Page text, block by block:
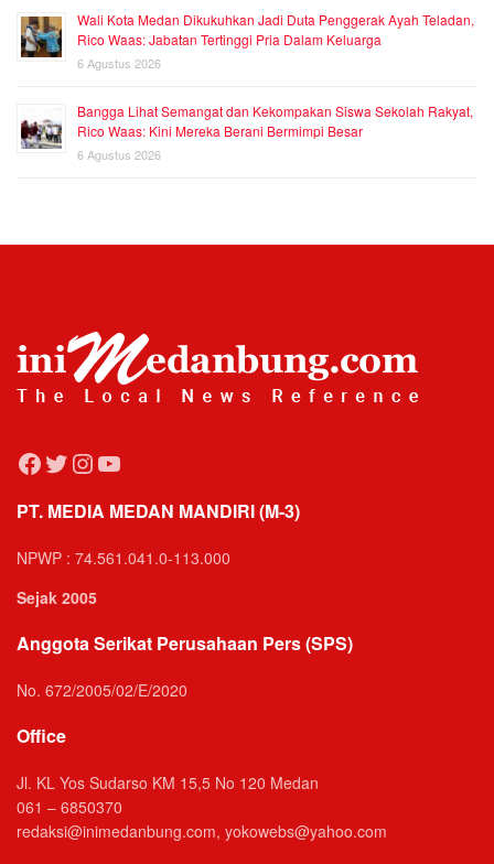
Wali Kota Medan Dikukuhkan Jadi Duta Penggerak Ayah Teladan,
Rico Waas: Jabatan Tertinggi Pria Dalam Keluarga
6 Agustus 2026
Bangga Lihat Semangat dan Kekompakan Siswa Sekolah Rakyat,
Rico Waas: Kini Mereka Berani Bermimpi Besar
6 Agustus 2026
Facebook
Twitter
Instagram
YouTube
PT. MEDIA MEDAN MANDIRI (M-3)
NPWP : 74.561.041.0-113.000
Sejak 2005
Anggota Serikat Perusahaan Pers (SPS)
No. 672/2005/02/E/2020
Office
Jl. KL Yos Sudarso KM 15,5 No 120 Medan
061 – 6850370
redaksi@inimedanbung.com, yokowebs@yahoo.com